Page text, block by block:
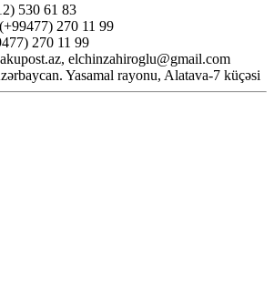
530 61 83
270 11 99
270 11 99
, elchinzahiroglu@gmail.com
Yasamal rayonu, Alatava-7 küçəsi